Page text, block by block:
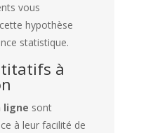
vous
hypothèse
statistique.
à
ligne sont
à leur facilité de